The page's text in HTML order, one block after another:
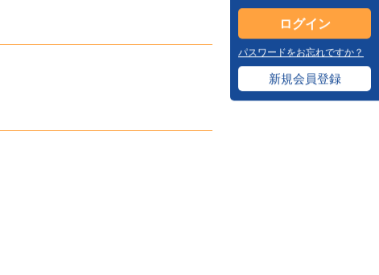
パスワードをお忘れですか？
新規会員登録